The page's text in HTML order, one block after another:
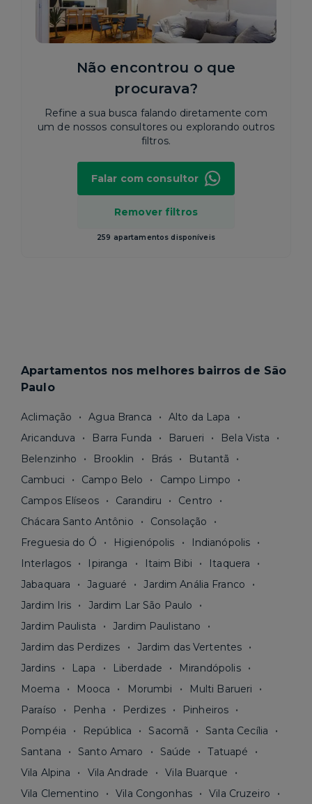
Não encontrou o que
procurava?
Refine a sua busca falando diretamente com
um de nossos consultores ou explorando outros
filtros.
Remover filtros
259 apartamentos disponíveis
Falar com consultor
Apartamentos nos melhores bairros de São
Paulo
Aclimação Agua Branca
Alto da Lapa
Aricanduva
Barra Funda Barueri
Bela Vista
Belenzinho
Brooklin Brás
Butantã
Cambuci
Campo Belo
Campo Limpo
Campos Elíseos
Carandiru
Centro
Chácara Santo Antônio
Consolação
Freguesia do Ó
Higienópolis
Indianópolis
Interlagos
Ipiranga Itaim Bibi
Itaquera
Jabaquara
Jaguaré
Jardim Anália Franco
Jardim Iris
Jardim Lar São Paulo
Jardim Paulista
Jardim Paulistano
Jardim das Perdizes
Jardim das Vertentes
Jardins
Lapa Liberdade
Mirandópolis
Moema
Mooca Morumbi
Multi Barueri
Paraíso
Penha Perdizes
Pinheiros
Pompéia
República Sacomã
Santa Cecília
Santana
Santo Amaro Saúde
Tatuapé
Vila Alpina
Vila Andrade
Vila Buarque
Vila Clementino
Vila Congonhas
Vila Cruzeiro